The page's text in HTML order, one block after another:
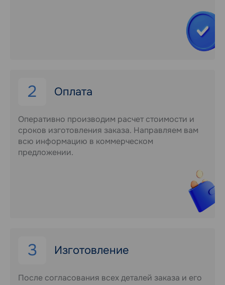
2 Оплата
Оперативно производим расчет стоимости и
сроков изготовления заказа. Направляем вам
всю информацию в коммерческом
предложении.
3 Изготовление
После согласования всех деталей заказа и его